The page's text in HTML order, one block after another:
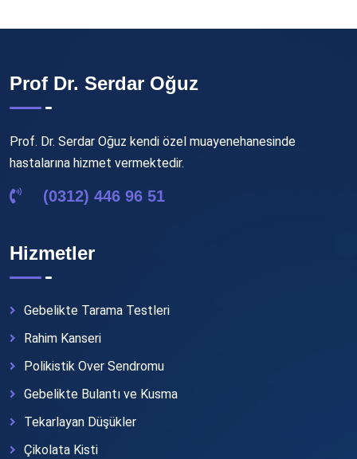
Prof Dr. Serdar Oğuz
Prof. Dr. Serdar Oğuz kendi özel muayenehanesinde
hastalarına hizmet vermektedir.
(0312) 446 96 51
Hizmetler
Gebelikte Tarama Testleri
Rahim Kanseri
Polikistik Over Sendromu
Gebelikte Bulantı ve Kusma
Tekarlayan Düşükler
Çikolata Kisti